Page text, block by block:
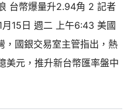
台幣爆量升2.94角 2 記者
15日 週二 上午6:43 美國
，國銀交易室主管指出，熱
美元，推升新台幣匯率盤中